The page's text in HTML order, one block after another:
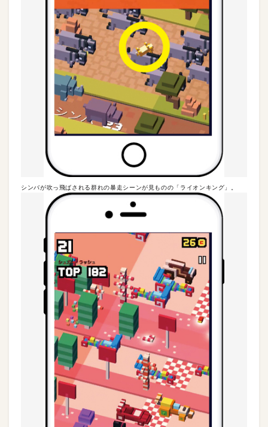
シンバが吹っ飛ばされる群れの暴走シーンが見ものの「ライオンキング」。